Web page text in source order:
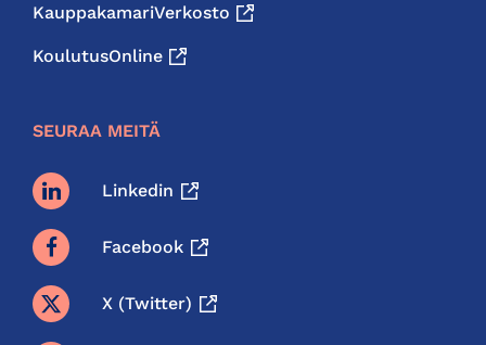
KauppakamariVerkosto
KoulutusOnline
SEURAA MEITÄ
Linkedin
Facebook
X (twitter)